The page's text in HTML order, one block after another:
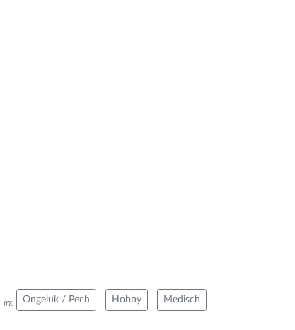
in: Ongeluk / Pech Hobby Medisch